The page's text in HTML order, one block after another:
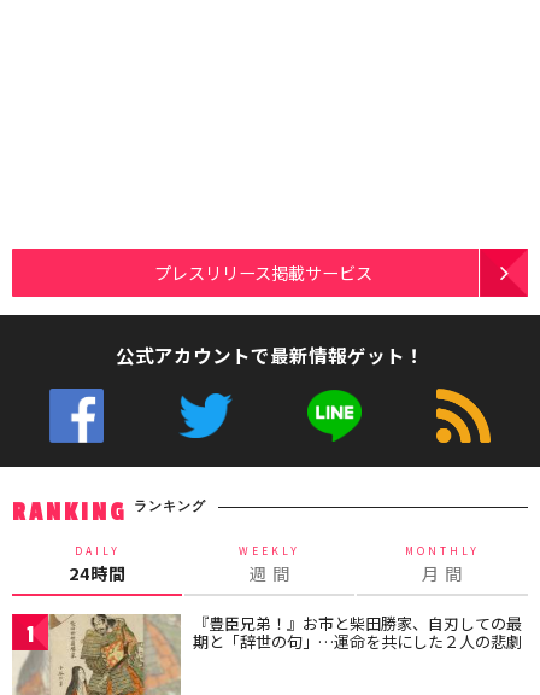
プレスリリース掲載サービス
公式アカウントで最新情報ゲット！
RANKING ランキング
DAILY
24時間
WEEKLY
週 間
MONTHLY
月 間
1 『豊臣兄弟！』お市と柴田勝家、自刃しての最
期と「辞世の句」…運命を共にした２人の悲劇